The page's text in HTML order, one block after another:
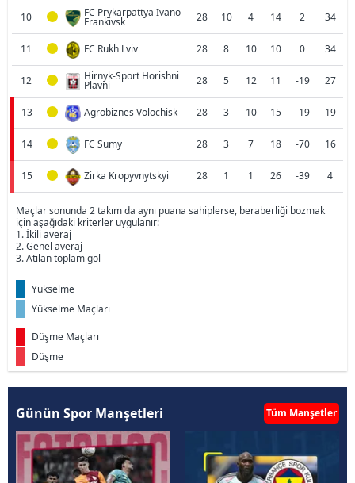
10 FC Prykarpattya Ivano-
Frankivsk 28 10 4 14 2 34
11 FC Rukh Lviv 28 8 10 10 0 34
12 Hirnyk-Sport Horishni
Plavni 28 5 12 11 -19 27
13 Agrobiznes Volochisk 28 3 10 15 -19 19
14 FC Sumy 28 3 7 18 -70 16
15 Zirka Kropyvnytskyi 28 1 1 26 -39 4
Maçlar sonunda 2 takım da aynı puana sahiplerse, beraberliği bozmak
için aşağıdaki kriterler uygulanır:
1. İkili averaj
2. Genel averaj
3. Atılan toplam gol
Yükselme
Yükselme Maçları
Düşme Maçları
Düşme
Günün Spor Manşetleri Tüm Manşetler